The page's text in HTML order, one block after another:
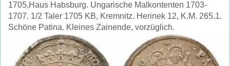
1705,Haus Habsburg. Ungarische Malkontenten 1703-
1707. 1/2 Taler 1705 KB, Kremnitz. Herinek 12, K.M. 265.1.
Schöne Patina. Kleines Zainende, vorzüglich.